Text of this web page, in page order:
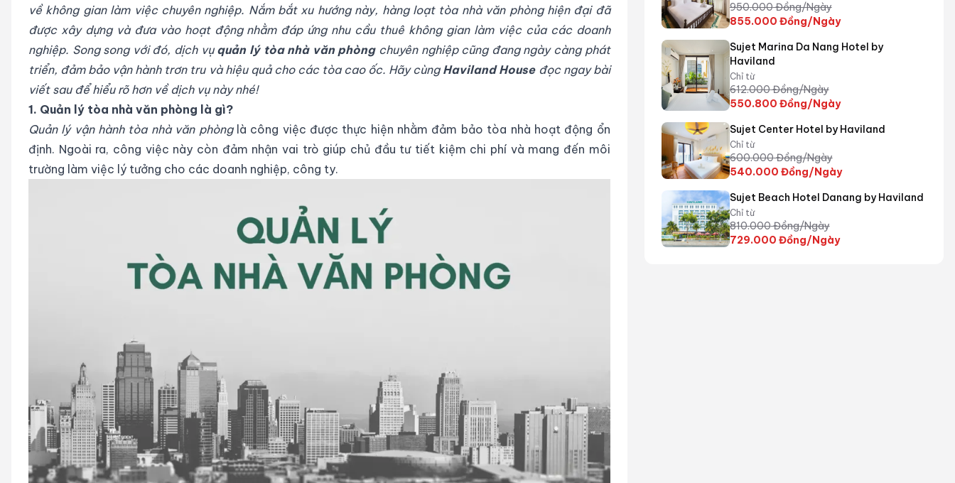
về không gian làm việc chuyên nghiệp. Nắm bắt xu hướng này, hàng loạt tòa nhà văn phòng hiện đại đã
được xây dựng và đưa vào hoạt động nhằm đáp ứng nhu cầu thuê không gian làm việc của các doanh
nghiệp. Song song với đó, dịch vụ quản lý tòa nhà văn phòngchuyên nghiệp cũng đang ngày càng phát
triển, đảm bảo vận hành trơn tru và hiệu quả cho các tòa cao ốc. Hãy cùng Haviland Houseđọc ngay bài
viết sau để hiểu rõ hơn về dịch vụ này nhé!
1. Quản lý tòa nhà văn phòng là gì?
Quản lý vận hành tòa nhà văn phònglà công việc được thực hiện nhằm đảm bảo tòa nhà hoạt động ổn
định. Ngoài ra, công việc này còn đảm nhận vai trò giúp chủ đầu tư tiết kiệm chi phí và mang đến môi
trường làm việc lý tưởng cho các doanh nghiệp, công ty.
950.000Đồng/Ngày
855.000 Đồng/Ngày
Sujet Marina Da Nang Hotel by
Haviland
Chỉ từ
612.000Đồng/Ngày
550.800 Đồng/Ngày
Sujet Center Hotel by Haviland
Chỉ từ
600.000Đồng/Ngày
540.000 Đồng/Ngày
Sujet Beach Hotel Danang by Haviland
Chỉ từ
810.000Đồng/Ngày
729.000 Đồng/Ngày